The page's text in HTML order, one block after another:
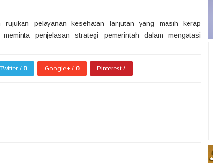
rujukan pelayanan kesehatan lanjutan yang masih kerap
penjelasan strategi pemerintah dalam mengatasi
Twitter / 0 Google+ / 0 Pinterest /